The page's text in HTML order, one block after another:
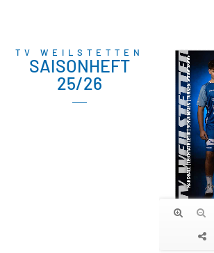
TV WEILSTETTEN
SAISONHEFT
25/26